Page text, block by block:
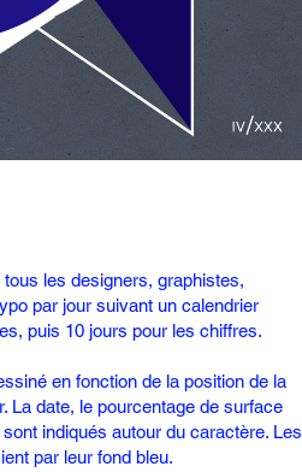
les designers, graphistes,
par jour suivant un calendrier
puis 10 jours pour les chiffres.
en fonction de la position de la
La date, le pourcentage de surface
indiqués autour du caractère. Les
par leur fond bleu.